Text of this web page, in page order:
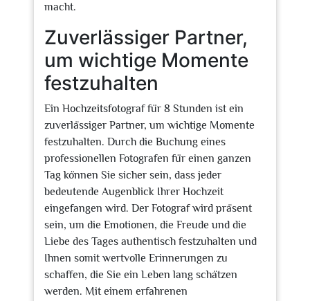
macht.
Zuverlässiger Partner,
um wichtige Momente
festzuhalten
Ein Hochzeitsfotograf für 8 Stunden ist ein
zuverlässiger Partner, um wichtige Momente
festzuhalten. Durch die Buchung eines
professionellen Fotografen für einen ganzen
Tag können Sie sicher sein, dass jeder
bedeutende Augenblick Ihrer Hochzeit
eingefangen wird. Der Fotograf wird präsent
sein, um die Emotionen, die Freude und die
Liebe des Tages authentisch festzuhalten und
Ihnen somit wertvolle Erinnerungen zu
schaffen, die Sie ein Leben lang schätzen
werden. Mit einem erfahrenen